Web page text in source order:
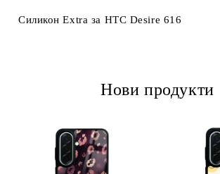
Силикон Extra за HTC Desire 616
Нови продукти